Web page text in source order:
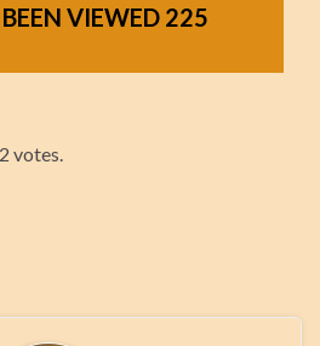
VIEWED 225
votes.